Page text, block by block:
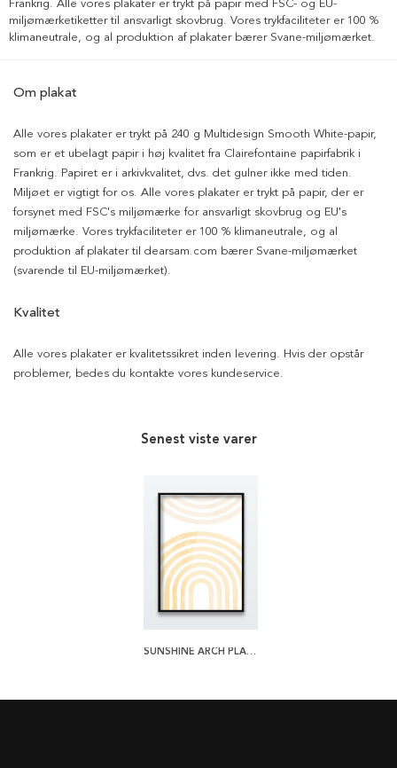
Frankrig. Alle vores plakater er trykt på papir med FSC- og EU-
miljømærketiketter til ansvarligt skovbrug. Vores trykfaciliteter er 100 %
klimaneutrale, og al produktion af plakater bærer Svane-miljømærket.
Om plakat
Alle vores plakater er trykt på 240 g Multidesign Smooth White-papir,
som er et ubelagt papir i høj kvalitet fra Clairefontaine papirfabrik i
Frankrig. Papiret er i arkivkvalitet, dvs. det gulner ikke med tiden.
Miljøet er vigtigt for os. Alle vores plakater er trykt på papir, der er
forsynet med FSC's miljømærke for ansvarligt skovbrug og EU's
miljømærke. Vores trykfaciliteter er 100 % klimaneutrale, og al
produktion af plakater til dearsam.com bærer Svane-miljømærket
(svarende til EU-miljømærket).
Kvalitet
Alle vores plakater er kvalitetssikret inden levering. Hvis der opstår
problemer, bedes du kontakte vores kundeservice.
Senest viste varer
SUNSHINE ARCH PLAKAT